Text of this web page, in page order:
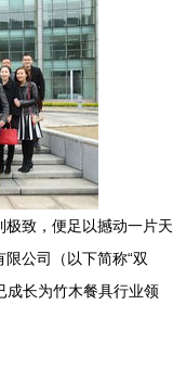
致，便足以撼动一片天
公司（以下简称“双
成长为竹木餐具行业领